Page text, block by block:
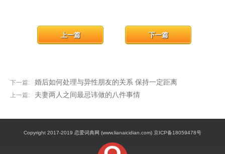
下一篇: 婚后如何处理与异性朋友的关系 保持一定距离
下一篇
上一篇: 夫妻两人之间最忌讳做的八件事情
上一篇
Copyright 2017-2019 恋爱词典网 (www.lianaicidian.com) 京ICP备18059478号